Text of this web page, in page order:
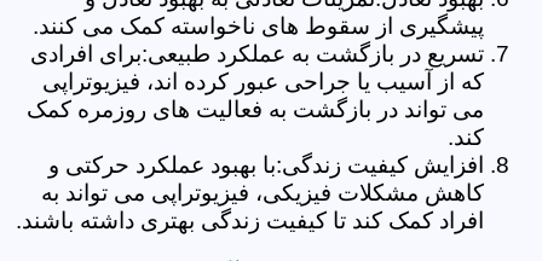
پیشگیری از سقوط های ناخواسته کمک می کنند.
تسریع در بازگشت به عملکرد طبیعی:برای افرادی
که از آسیب یا جراحی عبور کرده اند، فیزیوتراپی
می تواند در بازگشت به فعالیت های روزمره کمک
کند.
افزایش کیفیت زندگی:با بهبود عملکرد حرکتی و
کاهش مشکلات فیزیکی، فیزیوتراپی می تواند به
افراد کمک کند تا کیفیت زندگی بهتری داشته باشند.